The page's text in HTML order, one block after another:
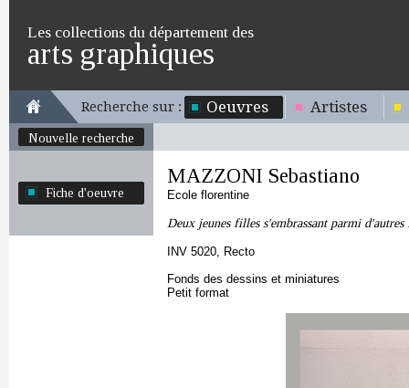
Les collections du département des
arts graphiques
Recherche sur : Oeuvres Artistes
Nouvelle recherche
Fiche d'oeuvre
MAZZONI Sebastiano
Ecole florentine
Deux jeunes filles s'embrassant parmi
INV 5020, Recto
Fonds des dessins et miniatures
Petit format